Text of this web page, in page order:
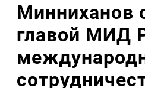
Минниханов
главой МИД